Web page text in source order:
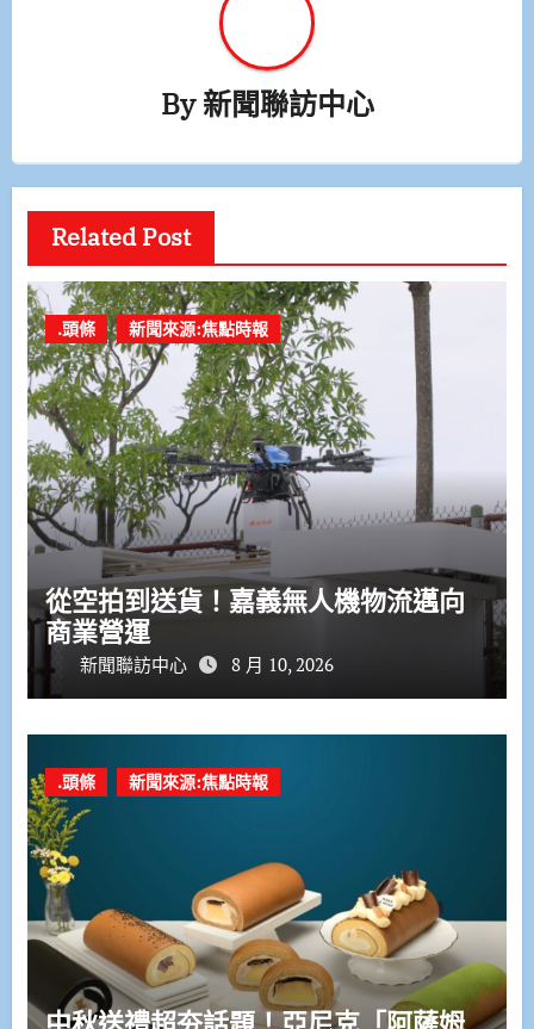
By新聞聯訪中心
Related Post
.頭條 新聞來源:焦點時報
從空拍到送貨！嘉義無人機物流邁向
商業營運
新聞聯訪中心 8 月 10, 2026
.頭條 新聞來源:焦點時報
中秋送禮超夯話題！亞尼克「阿薩姆